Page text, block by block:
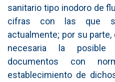
sanitario tipo inodoro de
cifras con las que
actualmente; por su
necesaria la
documentos con
establecimiento de